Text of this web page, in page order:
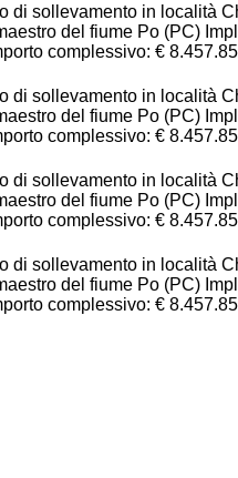
di sollevamento in località
del fiume Po (PC)
complessivo: €
di sollevamento in località
del fiume Po (PC)
complessivo: €
di sollevamento in località
del fiume Po (PC)
complessivo: €
di sollevamento in località
del fiume Po (PC)
complessivo: €